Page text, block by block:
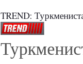
TREND: Туркменистан